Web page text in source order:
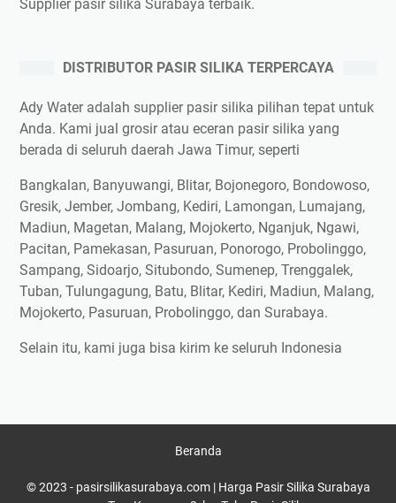
Supplier pasir silika Surabaya terbaik.
DISTRIBUTOR PASIR SILIKA TERPERCAYA
Ady Water adalah supplier pasir silika pilihan tepat untuk
Anda. Kami jual grosir atau eceran pasir silika yang
berada di seluruh daerah Jawa Timur, seperti
Bangkalan, Banyuwangi, Blitar, Bojonegoro, Bondowoso,
Gresik, Jember, Jombang, Kediri, Lamongan, Lumajang,
Madiun, Magetan, Malang, Mojokerto, Nganjuk, Ngawi,
Pacitan, Pamekasan, Pasuruan, Ponorogo, Probolinggo,
Sampang, Sidoarjo, Situbondo, Sumenep, Trenggalek,
Tuban, Tulungagung, Batu, Blitar, Kediri, Madiun, Malang,
Mojokerto, Pasuruan, Probolinggo, dan Surabaya.
Selain itu, kami juga bisa kirim ke seluruh Indonesia
Beranda
© 2023 - pasirsilikasurabaya.com | Harga Pasir Silika Surabaya